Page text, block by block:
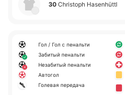
30 Christoph Hasenhüttl
Гол / Гол с пенальти
Забитый пенальти
Незабитый пенальти
Автогол
Голевая передача